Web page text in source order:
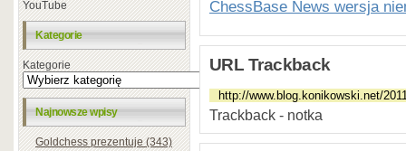
YouTube
Kategorie
Kategorie
Najnowsze wpisy
Goldchess prezentuje (343)
ChessBase News wersja
URL Trackback
Trackback - notka